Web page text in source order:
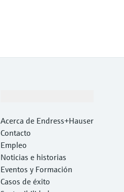
Acerca de Endress+Hauser
Contacto
Empleo
Noticias e historias
Eventos y Formación
Casos de éxito